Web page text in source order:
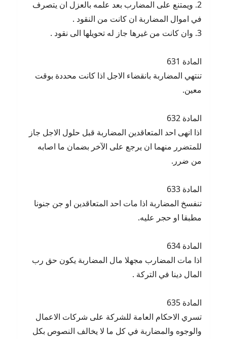
2. ويمتنع على المضارب بعد علمه بالعزل ان يتصرف
في اموال المضاربة ان كانت من النقود .
3. وان كانت من غيرها جاز له تحويلها الى نقود .
المادة 631
تنتهي المضاربة بانقضاء الاجل اذا كانت محددة بوقت
معين.
المادة 632
اذا انهى احد المتعاقدين المضاربة قبل حلول الاجل جاز
للمتضرر منهما ان يرجع على الآخر بضمان ما اصابه
من ضرر.
المادة 633
تنفسخ المضاربة اذا مات احد المتعاقدين او جن جنونا
مطبقا او حجر عليه.
المادة 634
اذا مات المضارب مجهلا مال المضاربة يكون حق رب
المال دينا في التركة .
المادة 635
تسري الاحكام العامة للشركة على شركات الاعمال
والوجوه والمضاربة في كل ما لا يخالف النصوص بكل